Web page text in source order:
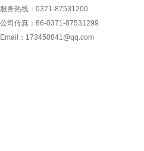
服务热线：0371-87531200
公司传真：86-0371-87531299
Email： 173450841@qq.com